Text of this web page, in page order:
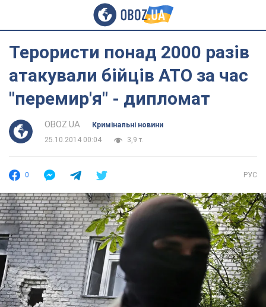
Терористи понад 2000 разів
атакували бійців АТО за час
"перемир'я" - дипломат
OBOZ.UA
Кримінальні новини
25.10.2014 00:04
3,9 т.
0 РУС